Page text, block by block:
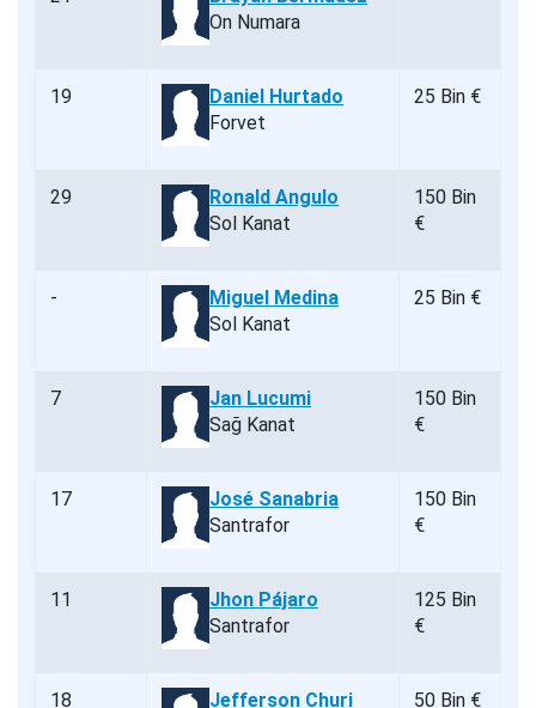
On Numara
19
Daniel Hurtado
Forvet
25 Bin €
29
Ronald Angulo
Sol Kanat
150 Bin
€
-
Miguel Medina
Sol Kanat
25 Bin €
7
Jan Lucumi
Sağ Kanat
150 Bin
€
17
José Sanabria
Santrafor
150 Bin
€
11
Jhon Pájaro
Santrafor
125 Bin
€
18
Jefferson Churi
50 Bin €